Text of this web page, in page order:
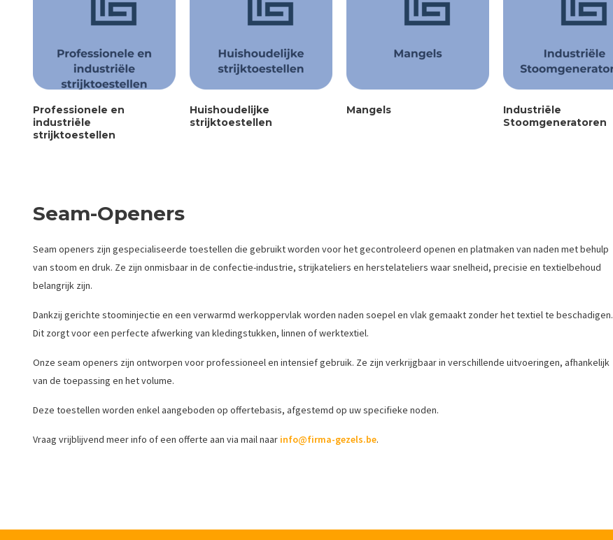
Professionele en
industriële
strijktoestellen
Huishoudelijke
strijktoestellen
Mangels
Industriële
Stoomgeneratoren
Seam-Openers
Seam openers zijn gespecialiseerde toestellen die gebruikt worden voor het gecontroleerd openen en platmaken van naden met behulp
van stoom en druk. Ze zijn onmisbaar in de confectie-industrie, strijkateliers en herstelateliers waar snelheid, precisie en textielbehoud
belangrijk zijn.
Dankzij gerichte stoominjectie en een verwarmd werkoppervlak worden naden soepel en vlak gemaakt zonder het textiel te beschadigen.
Dit zorgt voor een perfecte afwerking van kledingstukken, linnen of werktextiel.
Onze seam openers zijn ontworpen voor professioneel en intensief gebruik. Ze zijn verkrijgbaar in verschillende uitvoeringen, afhankelijk
van de toepassing en het volume.
Deze toestellen worden enkel aangeboden op offertebasis, afgestemd op uw specifieke noden.
Vraag vrijblijvend meer info of een offerte aan via mail naar info@firma-gezels.be.